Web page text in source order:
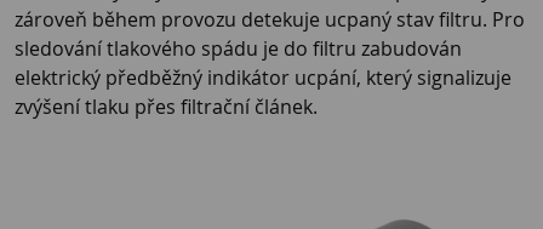
zároveň během provozu detekuje ucpaný stav filtru. Pro
sledování tlakového spádu je do filtru zabudován
elektrický předběžný indikátor ucpání, který signalizuje
zvýšení tlaku přes filtrační článek.